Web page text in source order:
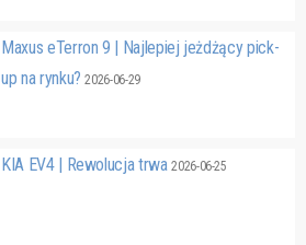
Maxus eTerron 9 | Najlepiej jeżdżący pick-
up na rynku?2026-06-29
KIA EV4 | Rewolucja trwa2026-06-25